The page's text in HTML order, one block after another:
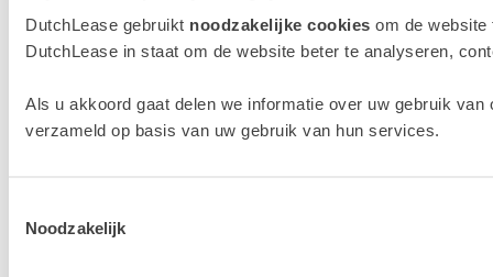
DutchLease gebruikt noodzakelijke cookies om de
DutchLease in staat om de website beter te analyseren,
Als u akkoord gaat delen we informatie over uw gebruik
verzameld op basis van uw gebruik van hun services.
Noodzakelijk